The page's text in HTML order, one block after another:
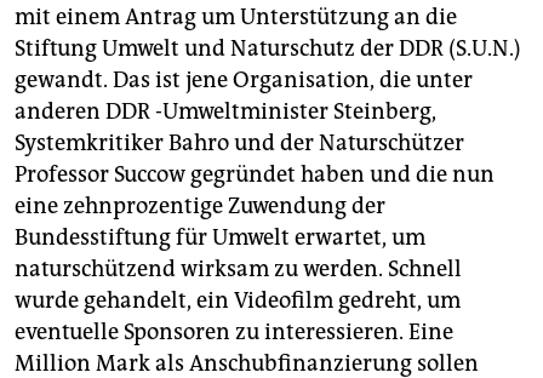
mit einem Antrag um Unterstützung an die
Stiftung Umwelt und Naturschutz der DDR (S.U.N.)
gewandt. Das ist jene Organisation, die unter
anderen DDR -Umweltminister Steinberg,
Systemkritiker Bahro und der Naturschützer
Professor Succow gegründet haben und die nun
eine zehnprozentige Zuwendung der
Bundesstiftung für Umwelt erwartet, um
naturschützend wirksam zu werden. Schnell
wurde gehandelt, ein Videofilm gedreht, um
eventuelle Sponsoren zu interessieren. Eine
Million Mark als Anschubfinanzierung sollen